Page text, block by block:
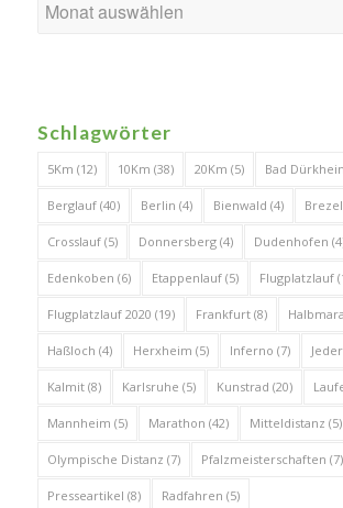
Schlagwörter
5Km (12) 10Km (38) 20Km (5) Bad
Berglauf(40) Berlin (4) Bienwald (4)
Crosslauf(5) Donnersberg(4) Dudenhofen
Edenkoben (6) Etappenlauf(5) Flugplatzlauf
Flugplatzlauf 2020 (19) Frankfurt(8)
Haßloch (4) Herxheim (5) Inferno (7)
Kalmit(8) Karlsruhe (5) Kunstrad (20)
Mannheim (5) Marathon (42) Mitteldistanz (5)
Olympische Distanz (7) Pfalzmeisterschaften (7)
Presseartikel (8) Radfahren (5)